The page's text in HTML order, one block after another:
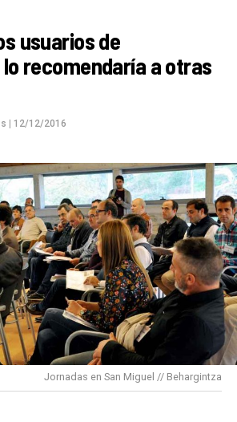
usuarios de
recomendaría a otras
12/12/2016
Jornadas en San Miguel // Behargintza